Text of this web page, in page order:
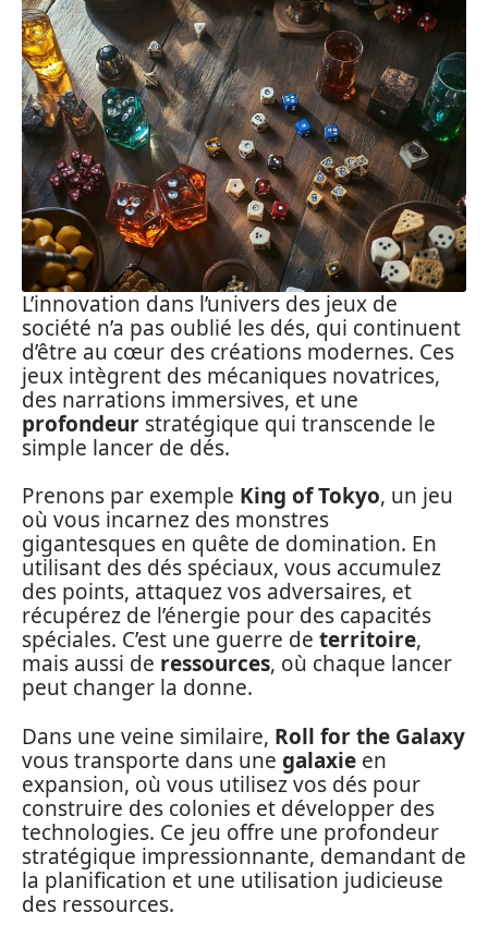
L’innovation dans l’univers des jeux de
société n’a pas oublié les dés, qui continuent
d’être au cœur des créations modernes. Ces
jeux intègrent des mécaniques novatrices,
des narrations immersives, et une
profondeur stratégique qui transcende le
simple lancer de dés.
Prenons par exemple King of Tokyo, un jeu
où vous incarnez des monstres
gigantesques en quête de domination. En
utilisant des dés spéciaux, vous accumulez
des points, attaquez vos adversaires, et
récupérez de l’énergie pour des capacités
spéciales. C’est une guerre de territoire,
mais aussi de ressources, où chaque lancer
peut changer la donne.
Dans une veine similaire, Roll for the Galaxy
vous transporte dans une galaxie en
expansion, où vous utilisez vos dés pour
construire des colonies et développer des
technologies. Ce jeu offre une profondeur
stratégique impressionnante, demandant de
la planification et une utilisation judicieuse
des ressources.